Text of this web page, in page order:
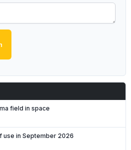
field in space
use in September 2026